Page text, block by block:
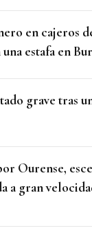
en cajeros
estafa en
grave tras
Ourense,
a gran